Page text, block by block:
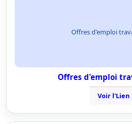
Offres d'emploi
Offres d'emploi
Voir l'Lien